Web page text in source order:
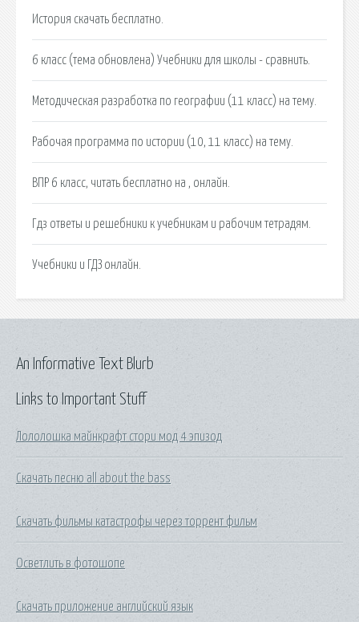
История скачать бесплатно.
6 класс (тема обновлена) Учебники для школы - сравнить.
Методическая разработка по географии (11 класс) на тему.
Рабочая программа по истории (10, 11 класс) на тему.
ВПР 6 класс, читать бесплатно на , онлайн.
Гдз ответы и решебники к учебникам и рабочим тетрадям.
Учебники и ГДЗ онлайн.
Links to Important Stuff
Лололошка майнкрафт стори мод 4 эпизод
Скачать песню all about the bass
Скачать фильмы катастрофы через торрент фильм
Осветлить в фотошопе
Скачать приложение английский язык
An Informative Text Blurb